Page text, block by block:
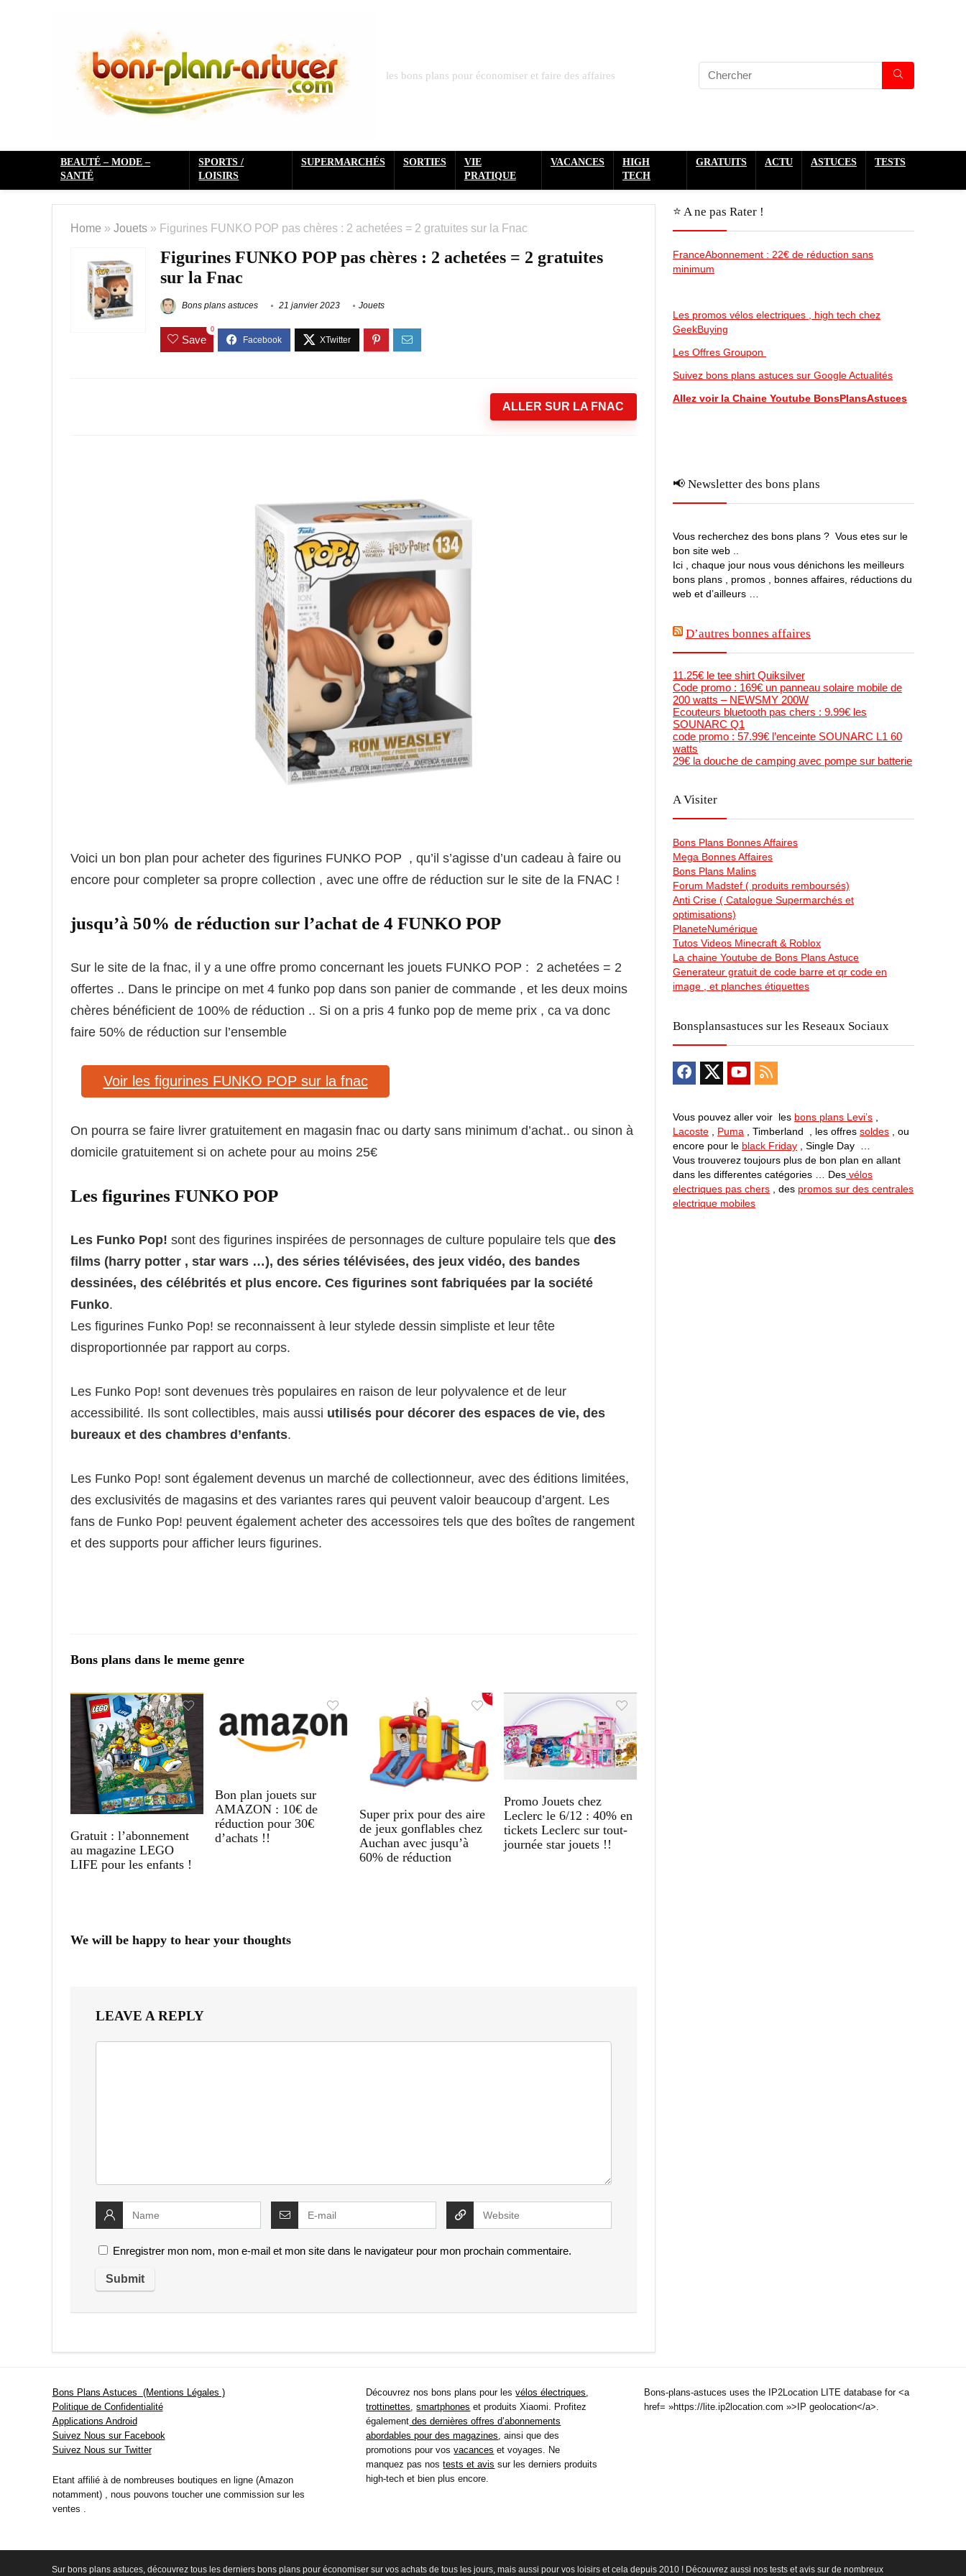
les bons plans pour économiser et faire des affaires
BEAUTÉ – MODE –
SANTÉ
SPORTS /
LOISIRS
SUPERMARCHÉS SORTIES
VIE
PRATIQUE
VACANCES
HIGH
TECH
GRATUITS ACTU ASTUCES TESTS
Home » Jouets » Figurines FUNKO POP pas chères : 2 achetées = 2 gratuites sur la Fnac
Figurines FUNKO POP pas chères : 2 achetées = 2 gratuites
sur la Fnac
Bons plans astuces 21 janvier 2023 Jouets
Save
0
ALLER SUR LA FNAC
Voici un bon plan pour acheter des figurines FUNKO POP , qu’il s’agisse d’un cadeau à faire ou
encore pour completer sa propre collection , avec une offre de réduction sur le site de la FNAC !
jusqu’à 50% de réduction sur l’achat de 4 FUNKO POP
Sur le site de la fnac, il y a une offre promo concernant les jouets FUNKO POP : 2 achetées = 2
offertes .. Dans le principe on met 4 funko pop dans son panier de commande , et les deux moins
chères bénéficient de 100% de réduction .. Si on a pris 4 funko pop de meme prix , ca va donc
faire 50% de réduction sur l’ensemble
Voir les figurines FUNKO POP sur la fnac
On pourra se faire livrer gratuitement en magasin fnac ou darty sans minimum d’achat.. ou sinon à
domicile gratuitement si on achete pour au moins 25€
Les figurines FUNKO POP
Les Funko Pop! sont des figurines inspirées de personnages de culture populaire tels que des
films (harry potter , star wars …), des séries télévisées, des jeux vidéo, des bandes
dessinées, des célébrités et plus encore. Ces figurines sont fabriquées par la société
Funko.
Les figurines Funko Pop! se reconnaissent à leur stylede dessin simpliste et leur tête
disproportionnée par rapport au corps.
Les Funko Pop! sont devenues très populaires en raison de leur polyvalence et de leur
accessibilité. Ils sont collectibles, mais aussi utilisés pour décorer des espaces de vie, des
bureaux et des chambres d’enfants.
Les Funko Pop! sont également devenus un marché de collectionneur, avec des éditions limitées,
des exclusivités de magasins et des variantes rares qui peuvent valoir beaucoup d’argent. Les
fans de Funko Pop! peuvent également acheter des accessoires tels que des boîtes de rangement
et des supports pour afficher leurs figurines.
Bons plans dans le meme genre
Gratuit : l’abonnement
au magazine LEGO
LIFE pour les enfants !
Bon plan jouets sur
AMAZON : 10€ de
réduction pour 30€
d’achats !!
Super prix pour des aire
de jeux gonflables chez
Auchan avec jusqu’à
60% de réduction
Promo Jouets chez
Leclerc le 6/12 : 40% en
tickets Leclerc sur tout-
journée star jouets !!
We will be happy to hear your thoughts
LEAVE A REPLY
Enregistrer mon nom, mon e-mail et mon site dans le navigateur pour mon prochain commentaire.
⭐️ A ne pas Rater !
FranceAbonnement : 22€ de réduction sans
minimum
Les promos vélos electriques , high tech chez
GeekBuying
Les Offres Groupon
Suivez bons plans astuces sur Google Actualités
Allez voir la Chaine Youtube BonsPlansAstuces
📢 Newsletter des bons plans
Vous recherchez des bons plans ? Vous etes sur le
bon site web ..
Ici , chaque jour nous vous dénichons les meilleurs
bons plans , promos , bonnes affaires, réductions du
web et d’ailleurs …
D’autres bonnes affaires
11.25€ le tee shirt Quiksilver
Code promo : 169€ un panneau solaire mobile de
200 watts – NEWSMY 200W
Ecouteurs bluetooth pas chers : 9.99€ les
SOUNARC Q1
code promo : 57.99€ l’enceinte SOUNARC L1 60
watts
29€ la douche de camping avec pompe sur batterie
A Visiter
Bons Plans Bonnes Affaires
Mega Bonnes Affaires
Bons Plans Malins
Forum Madstef ( produits remboursés)
Anti Crise ( Catalogue Supermarchés et
optimisations)
PlaneteNumérique
Tutos Videos Minecraft & Roblox
La chaine Youtube de Bons Plans Astuce
Generateur gratuit de code barre et qr code en
image , et planches étiquettes
Bonsplansastuces sur les Reseaux Sociaux
Vous pouvez aller voir les bons plans Levi’s
Lacoste
Puma , Timberland , les offres soldes , ou
encore pour le black Friday , Single Day …
Vous trouverez toujours plus de bon plan en allant
dans les differentes catégories … Des vélos
electriques pas chers , des promos sur des centrales
electrique mobiles
Bons Plans Astuces (Mentions Légales )
Politique de Confidentialité
Applications Android
Suivez Nous sur Facebook
Suivez Nous sur Twitter
Etant affilié à de nombreuses boutiques en ligne (Amazon
notamment) , nous pouvons toucher une commission sur les
ventes .
Découvrez nos bons plans pour lesvélos électriques,
trottinettes,smartphones et produits Xiaomi. Profitez
également des dernières offres d’abonnements
abordables pour des magazines, ainsi que des
promotions pour vosvacances et voyages. Ne
manquez pas nostests et avis sur les derniers produits
high-tech et bien plus encore.
Bons-plans-astuces uses the IP2Location LITE database for <a
href= »https://lite.ip2location.com »>IP geolocation</a>.
Sur bons plans astuces, découvrez tous les derniers bons plans pour économiser sur vos achats de tous les jours, mais aussi pour vos loisirs et cela depuis 2010 ! Découvrez aussi nos tests et avis sur de nombreux